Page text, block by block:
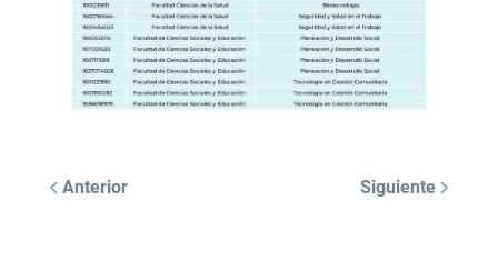
Anterior Siguiente